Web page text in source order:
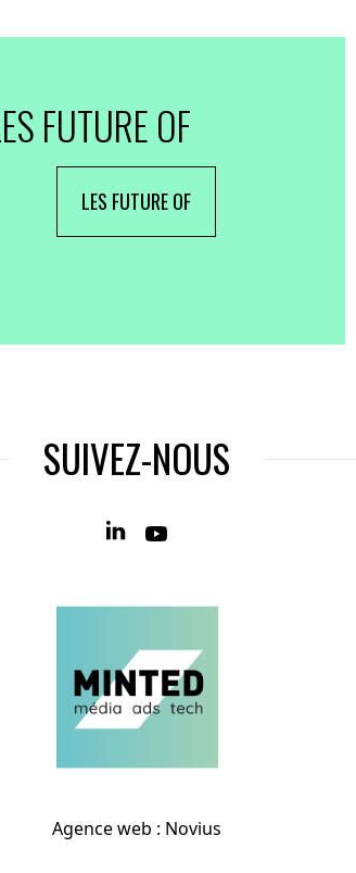
FUTURE OF
LES FUTURE OF
SUIVEZ-NOUS
Agence web : Novius